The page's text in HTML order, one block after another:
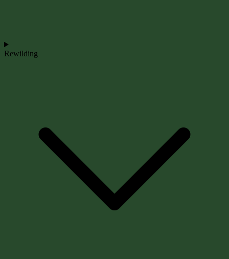
Rewilding